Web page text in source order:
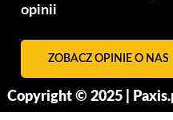
opinii
ZOBACZ OPINIE O NAS
Copyright © 2025 |